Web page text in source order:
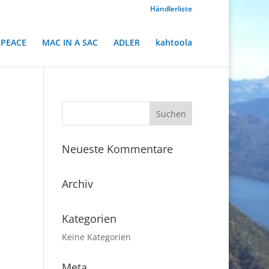
Händlerliste
MAC IN A SAC ADLER kahtoola
Neueste Kommentare
Archiv
Kategorien
Keine Kategorien